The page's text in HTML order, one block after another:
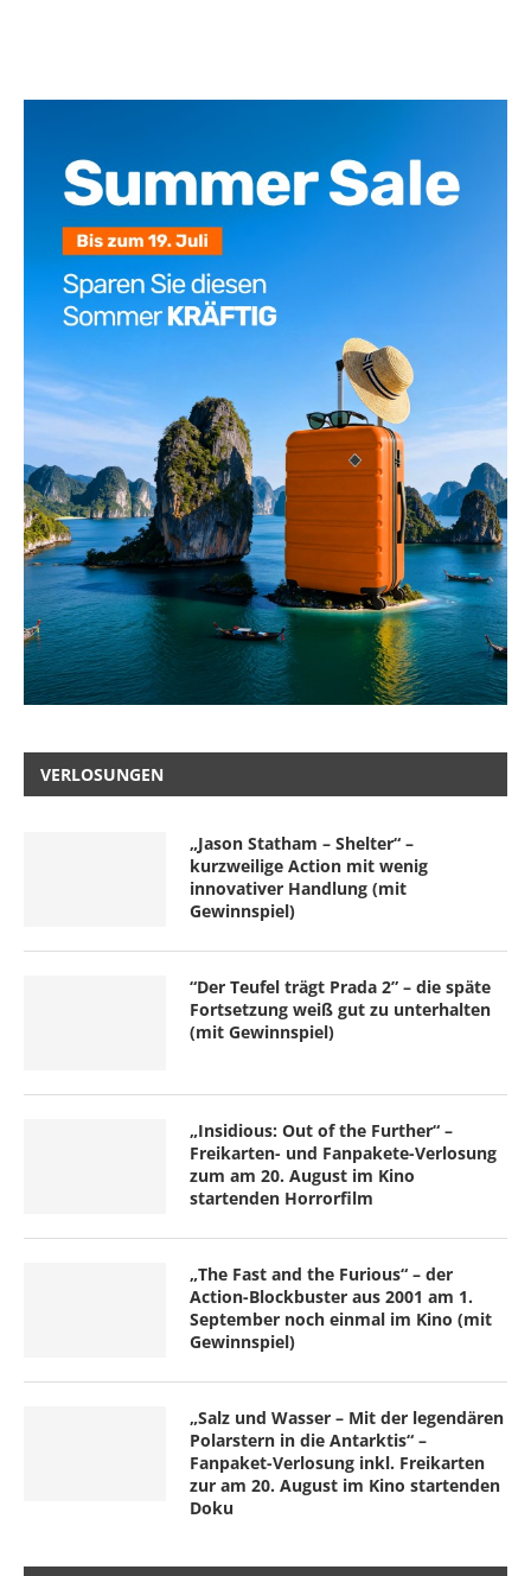
VERLOSUNGEN
„Jason Statham – Shelter“ –
kurzweilige Action mit wenig
innovativer Handlung (mit
Gewinnspiel)
“Der Teufel trägt Prada 2” – die späte
Fortsetzung weiß gut zu unterhalten
(mit Gewinnspiel)
„Insidious: Out of the Further“ –
Freikarten- und Fanpakete-Verlosung
zum am 20. August im Kino
startenden Horrorfilm
„The Fast and the Furious“ – der
Action-Blockbuster aus 2001 am 1.
September noch einmal im Kino (mit
Gewinnspiel)
„Salz und Wasser – Mit der legendären
Polarstern in die Antarktis“ –
Fanpaket-Verlosung inkl. Freikarten
zur am 20. August im Kino startenden
Doku